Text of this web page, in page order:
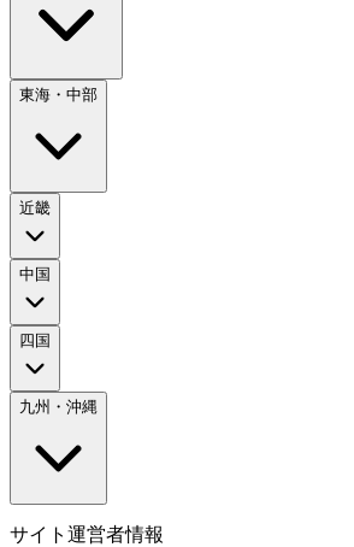
東海・中部
近畿
中国
四国
九州・沖縄
サイト運営者情報